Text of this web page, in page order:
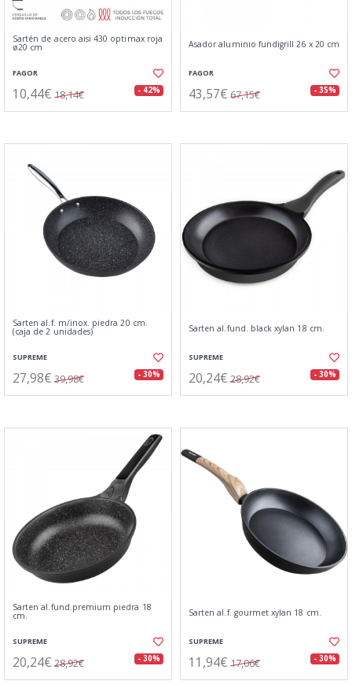
Sartén de acero aisi 430 optimax roja
ø20 cm
FAGOR
10,44€ 18,14€ - 42%
Asador aluminio fundigrill 26 x 20 cm
FAGOR
43,57€ 67,15€ - 35%
Sarten al.f. m/inox. piedra 20 cm.
(caja de 2 unidades)
SUPREME
27,98€ 39,98€ - 30%
Sarten al.fund. black xylan 18 cm.
SUPREME
20,24€ 28,92€ - 30%
Sarten al.fund.premium piedra 18
cm.
SUPREME
20,24€ 28,92€ - 30%
Sarten al.f. gourmet xylan 18 cm.
SUPREME
11,94€ 17,06€ - 30%